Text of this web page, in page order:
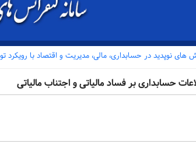
نوپدید در حسابداری، مالی، مدیریت و اقتصاد با رویکرد
حسابداری بر فساد مالیاتی و اجتناب مالیاتی